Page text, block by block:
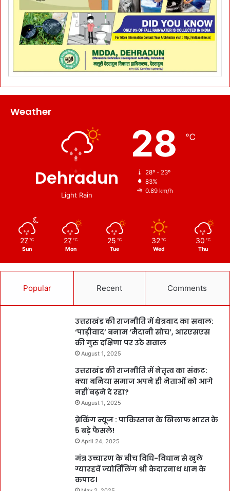
Weather
Dehradun
Light Rain
28 ℃
28º - 23º
83%
0.89 km/h
27 ℃
Sun
27 ℃
Mon
25 ℃
Tue
32 ℃
Wed
30 ℃
Thu
Popular Recent Comments
उत्तराखंड की राजनीति में क्षेत्रवाद का सवाल:
‘पाड़ीवाद’ बनाम ‘मैदानी सोच’, आरएसएस
की गुरु दक्षिणा पर उठे सवाल
August 1, 2025
उत्तराखंड की राजनीति में नेतृत्व का संकट:
क्या बनिया समाज अपने ही नेताओं को आगे
नहीं बढ़ने दे रहा?
August 1, 2025
ब्रेकिंग न्यूज : पाकिस्तान के खिलाफ भारत के
5 बड़े फैसले!
April 24, 2025
मंत्र उच्चारण के बीच विधि-विधान से खुले
ग्यारहवें ज्योर्तिलिंग श्री केदारनाथ धाम के
कपाट।